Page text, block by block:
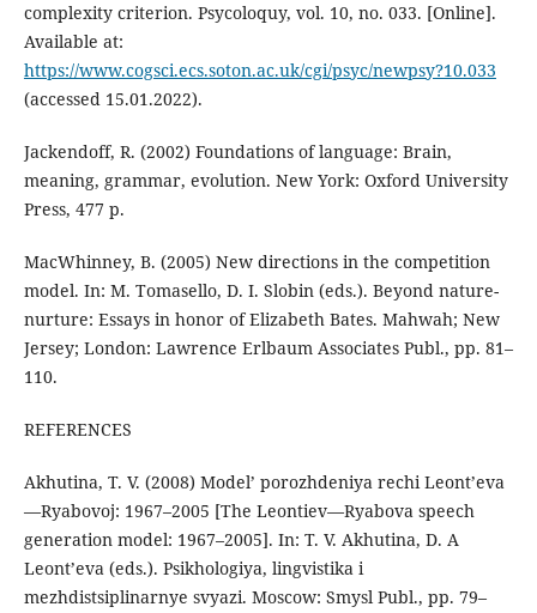
complexity criterion. Psycoloquy, vol. 10, no. 033. [Online].
Available at:
https://www.cogsci.ecs.soton.ac.uk/cgi/psyc/newpsy?10.033
(accessed 15.01.2022).
Jackendoff, R. (2002) Foundations of language: Brain,
meaning, grammar, evolution. New York: Oxford University
Press, 477 p.
MacWhinney, B. (2005) New directions in the competition
model. In: M. Tomasello, D. I. Slobin (eds.). Beyond nature-
nurture: Essays in honor of Elizabeth Bates. Mahwah; New
Jersey; London: Lawrence Erlbaum Associates Publ., pp. 81–
110.
REFERENCES
Akhutina, T. V. (2008) Model’ porozhdeniya rechi Leont’eva
—Ryabovoj: 1967–2005 [The Leontiev—Ryabova speech
generation model: 1967–2005]. In: T. V. Akhutina, D. A
Leont’eva (eds.). Psikhologiya, lingvistika i
mezhdistsiplinarnye svyazi. Moscow: Smysl Publ., pp. 79–